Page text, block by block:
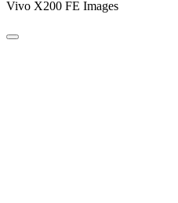
Vivo X200 FE Images